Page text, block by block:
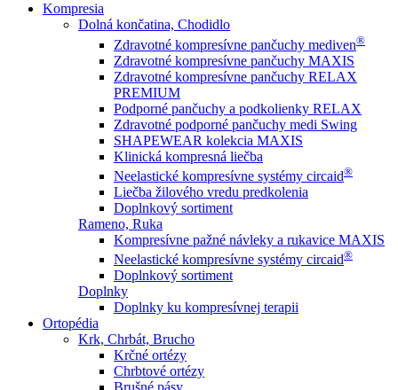
Kompresia
Dolná končatina, Chodidlo
Zdravotné kompresívne pančuchy mediven®
Zdravotné kompresívne pančuchy MAXIS
Zdravotné kompresívne pančuchy RELAX
PREMIUM
Podporné pančuchy a podkolienky RELAX
Zdravotné podporné pančuchy medi Swing
SHAPEWEAR kolekcia MAXIS
Klinická kompresná liečba
Neelastické kompresívne systémy circaid®
Liečba žilového vredu predkolenia
Doplnkový sortiment
Rameno, Ruka
Kompresívne pažné návleky a rukavice MAXIS
Neelastické kompresívne systémy circaid®
Doplnkový sortiment
Doplnky
Doplnky ku kompresívnej terapii
Ortopédia
Krk, Chrbát, Brucho
Krčné ortézy
Chrbtové ortézy